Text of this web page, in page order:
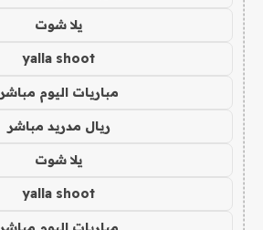
يلا شوت
yalla shoot
مباريات اليوم مباشر
ريال مدريد مباشر
يلا شوت
yalla shoot